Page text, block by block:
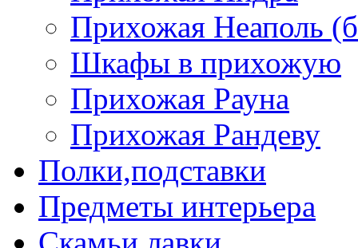
Прихожая Неаполь
Шкафы в прихожую
Прихожая Рауна
Прихожая Рандеву
Полки,подставки
Предметы интерьера